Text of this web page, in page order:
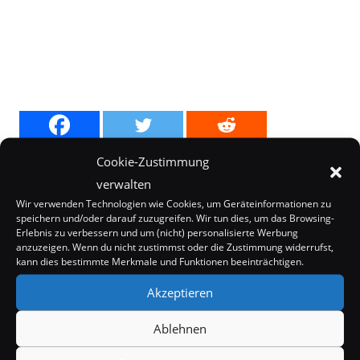
Cookie-Zustimmung
verwalten
Wir verwenden Technologien wie Cookies, um Geräteinformationen zu
speichern und/oder darauf zuzugreifen. Wir tun dies, um das Browsing-
Erlebnis zu verbessern und um (nicht) personalisierte Werbung
anzuzeigen. Wenn du nicht zustimmst oder die Zustimmung widerrufst,
kann dies bestimmte Merkmale und Funktionen beeinträchtigen.
Akzeptieren
Ablehnen
Schreibe einen Kommentar